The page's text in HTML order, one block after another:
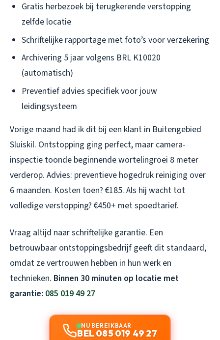
Gratis herbezoek bij terugkerende verstopping
zelfde locatie
Schriftelijke rapportage met foto’s voor verzekering
Archivering 5 jaar volgens BRL K10020
(automatisch)
Preventief advies specifiek voor jouw
leidingsysteem
Vorige maand had ik dit bij een klant in Buitengebied
Sluiskil. Ontstopping ging perfect, maar camera-
inspectie toonde beginnende wortelingroei 8 meter
verderop. Advies: preventieve hogedruk reiniging over
6 maanden. Kosten toen? €185. Als hij wacht tot
volledige verstopping? €450+ met spoedtarief.
Vraag altijd naar schriftelijke garantie. Een
betrouwbaar ontstoppingsbedrijf geeft dit standaard,
omdat ze vertrouwen hebben in hun werk en
technieken. Binnen 30 minuten op locatie met
garantie: 085 019 49 27
NU BEREIKBAAR
BEL 085 019 49 27